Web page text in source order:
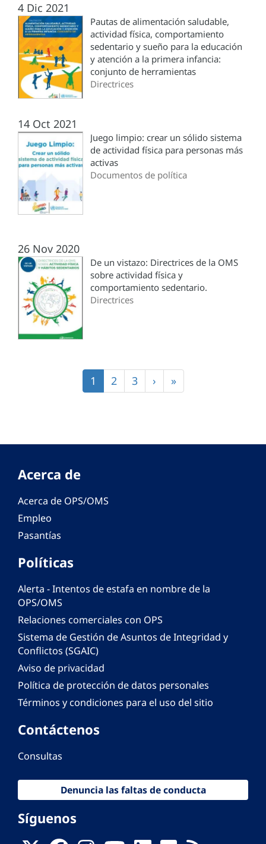
4 Dic 2021
Pautas de alimentación saludable,
actividad física, comportamiento
sedentario y sueño para la educación
y atención a la primera infancia:
conjunto de herramientas
Directrices
14 Oct 2021
Juego limpio: crear un sólido sistema
de actividad física para personas más
activas
Documentos de política
26 Nov 2020
De un vistazo: Directrices de la OMS
sobre actividad física y
comportamiento sedentario.
Directrices
Página
actual
1 Página
2 Página
3
Siguiente
página
›
Última
página
»
Acerca de
Acerca de OPS/OMS
Empleo
Pasantías
Políticas
Alerta - Intentos de estafa en nombre de la
OPS/OMS
Relaciones comerciales con OPS
Sistema de Gestión de Asuntos de Integridad y
Conflictos (SGAIC)
Aviso de privacidad
Política de protección de datos personales
Términos y condiciones para el uso del sitio
Contáctenos
Consultas
Denuncia las faltas de conducta
Síguenos